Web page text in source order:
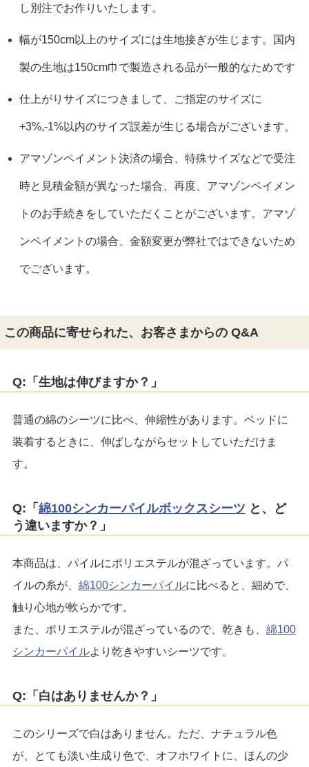
し別注でお作りいたします。
幅が150cm以上のサイズには生地接ぎが生じます。国内
製の生地は150cm巾で製造される品が一般的なためです
仕上がりサイズにつきまして、ご指定のサイズに
+3%,-1%以内のサイズ誤差が生じる場合がございます。
アマゾンペイメント決済の場合、特殊サイズなどで受注
時と見積金額が異なった場合、再度、アマゾンペイメン
トのお手続きをしていただくことがございます。アマゾ
ンペイメントの場合、金額変更が弊社ではできないため
でございます。
この商品に寄せられた、お客さまからの Q&A
Q:「生地は伸びますか？」
普通の綿のシーツに比べ、伸縮性があります。ベッドに
装着するときに、伸ばしながらセットしていただけま
す。
Q:「 綿100シンカーパイルボックスシーツ と、ど
う違いますか？」
本商品は、パイルにポリエステルが混ざっています。パ
イルの糸が、 綿100シンカーパイルに比べると、細めで、
触り心地が軟らかです。
また、ポリエステルが混ざっているので、乾きも、 綿100
シンカーパイルより乾きやすいシーツです。
Q:「白はありませんか？」
このシリーズで白はありません。ただ、ナチュラル色
が、とても淡い生成り色で、オフホワイトに、ほんの少